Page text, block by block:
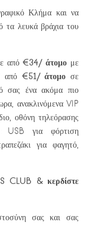
Κλήμα και να
τα λευκά βράχια του
από€34/ άτομο με
από €51/ άτομοσε
σας ένα ακόμα πιο
ανακλινόμενα VIP
οθόνη τηλεόρασης
USB για φόρτιση
για φαγητό,
CLUB & κερδίστε
σας και σας